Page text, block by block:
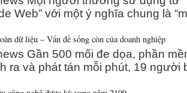
Web” với một ý nghĩa chung là
dữ liệu – Vấn đề sống còn của doanh nghiệp
Gần 500 mối đe dọa, phần
ra và phát tán mỗi phút, 19 người